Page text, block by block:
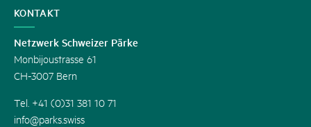
KONTAKT
Netzwerk Schweizer Pärke
Monbijoustrasse 61
CH-3007 Bern
Tel. +41 (0)31 381 10 71
info@parks.swiss